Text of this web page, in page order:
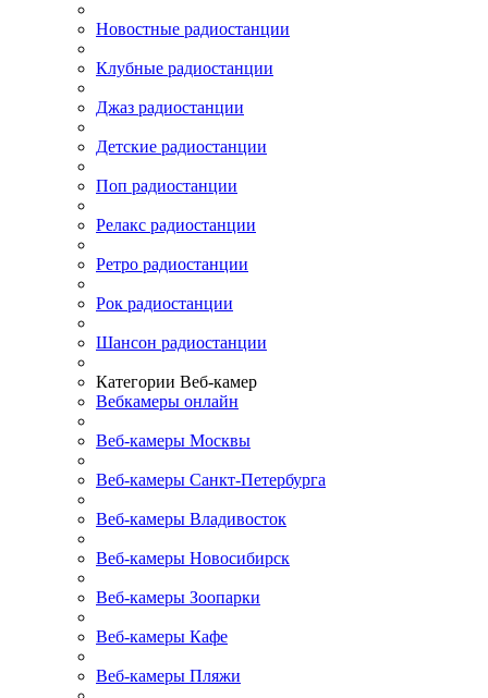
Новостные радиостанции
Клубные радиостанции
Джаз радиостанции
Детские радиостанции
Поп радиостанции
Релакс радиостанции
Ретро радиостанции
Рок радиостанции
Шансон радиостанции
Категории Веб-камер
Вебкамеры онлайн
Веб-камеры Москвы
Веб-камеры Санкт-Петербурга
Веб-камеры Владивосток
Веб-камеры Новосибирск
Веб-камеры Зоопарки
Веб-камеры Кафе
Веб-камеры Пляжи